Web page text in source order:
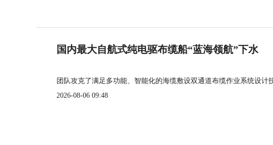
国内最大自航式纯电驱布缆船“蓝海领航”下水
团队攻克了满足多功能、智能化的海缆敷设双通道布缆作业系统设计
2026-08-06 09:48